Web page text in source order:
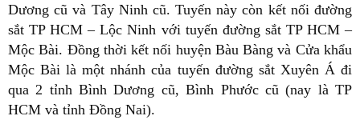
Dương cũ và Tây Ninh cũ. Tuyến này còn kết nối đường
sắt TP HCM – Lộc Ninh với tuyến đường sắt TP HCM –
Mộc Bài. Đồng thời kết nối huyện Bàu Bàng và Cửa khẩu
Mộc Bài là một nhánh của tuyến đường sắt Xuyên Á đi
qua 2 tỉnh Bình Dương cũ, Bình Phước cũ (nay là TP
HCM và tỉnh Đồng Nai).